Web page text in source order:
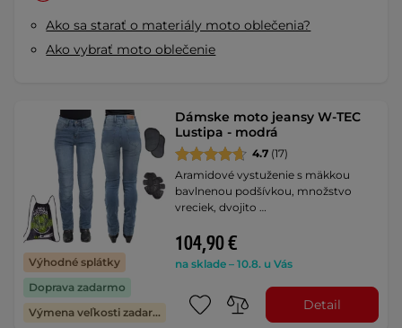
Ako sa starať o materiály moto oblečenia?
Ako vybrať moto oblečenie
Výhodné splátky
Doprava zadarmo
Výmena veľkosti zadarmo
Dámske moto jeansy W-TEC
Lustipa - modrá
4.7 (17)
Aramidové vystuženie s mäkkou
bavlnenou podšívkou, množstvo
vreciek, dvojito …
104,90 €
na sklade – 10.8. u Vás
Detail